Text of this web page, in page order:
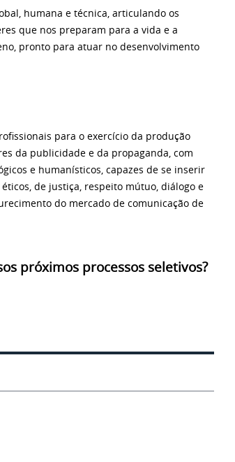
humana e técnica, articulando os
que nos preparam para a vida e a
pronto para atuar no desenvolvimento
para o exercício da produção
da publicidade e da propaganda, com
e humanísticos, capazes de se inserir
de justiça, respeito mútuo, diálogo e
do mercado de comunicação de
próximos processos seletivos?